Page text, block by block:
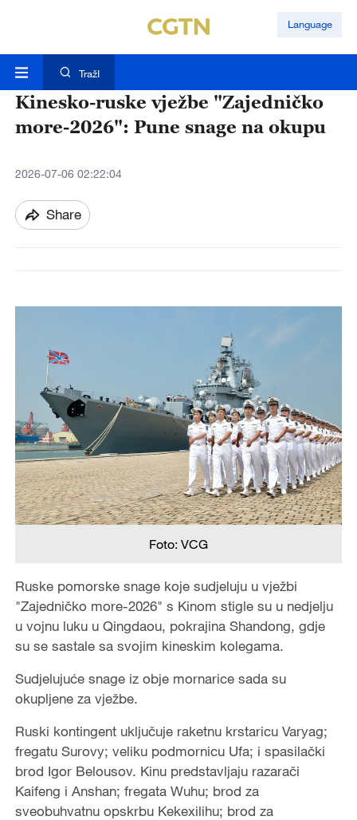
Language
TražI
Kinesko-ruske vježbe "Zajedničko
more-2026": Pune snage na okupu
2026-07-06 02:22:04
Share
Foto: VCG
Ruske pomorske snage koje sudjeluju u vježbi
"Zajedničko more-2026" s Kinom stigle su u nedjelju
u vojnu luku u Qingdaou, pokrajina Shandong, gdje
su se sastale sa svojim kineskim kolegama.
Sudjelujuće snage iz obje mornarice sada su
okupljene za vježbe.
Ruski kontingent uključuje raketnu krstaricu Varyag;
fregatu Surovy; veliku podmornicu Ufa; i spasilački
brod Igor Belousov. Kinu predstavljaju razarači
Kaifeng i Anshan; fregata Wuhu; brod za
sveobuhvatnu opskrbu Kekexilihu; brod za